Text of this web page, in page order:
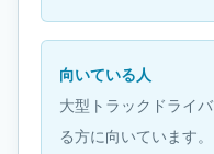
向いている人
大型トラックドライ
る方に向いています。